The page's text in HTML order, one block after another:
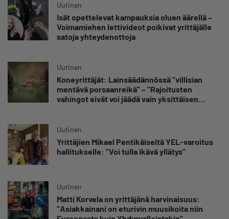
Uutinen
Isät opettelevat kampauksia oluen äärellä –
Voimamiehen lettivideot poikivat yrittäjälle
satoja yhteydenottoja
Uutinen
Koneyrittäjät: Lainsäädännössä ”villisian
mentävä porsaanreikä” – ”Rajoitusten
vahingot eivät voi jäädä vain yksittäisen
Uutinen
Yrittäjien Mikael Pentikäiseltä YEL-varoitus
hallitukselle: ”Voi tulla ikävä yllätys”
Uutinen
Matti Korvela on yrittäjänä harvinaisuus:
”Asiakkainani on eturivin muusikoita niin